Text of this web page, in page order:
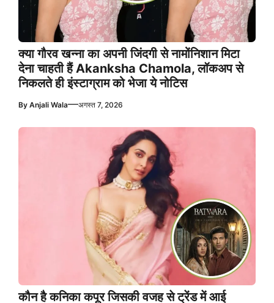
क्या गौरव खन्ना का अपनी जिंदगी से नामोंनिशान मिटा
देना चाहती हैं Akanksha Chamola, लॉकअप से
निकलते ही इंस्टाग्राम को भेजा ये नोटिस
By Anjali Wala—अगस्त 7, 2026
कौन है कनिका कपूर जिसकी वजह से ट्रेंड में आई